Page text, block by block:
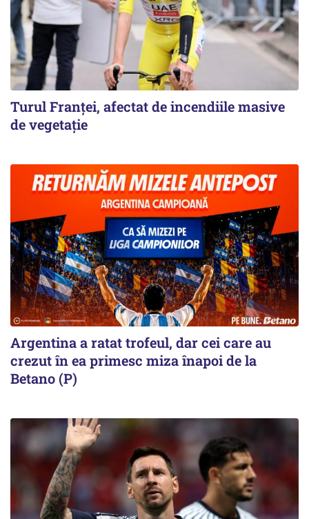
Turul Franţei, afectat de incendiile masive
de vegetaţie
Argentina a ratat trofeul, dar cei care au
crezut în ea primesc miza înapoi de la
Betano (P)